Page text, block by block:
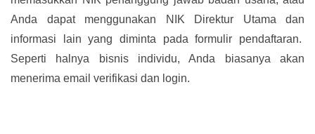
Anda dapat menggunakan NIK Direktur Utama dan
informasi lain yang diminta pada formulir pendaftaran.
Seperti halnya bisnis individu, Anda biasanya akan
menerima email verifikasi dan login.